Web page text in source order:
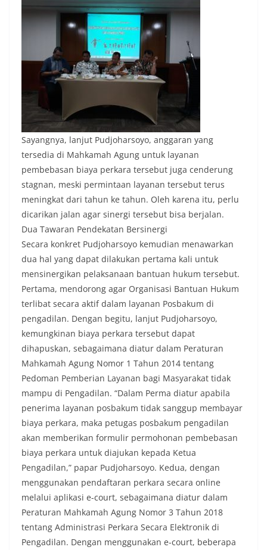
Sayangnya, lanjut Pudjoharsoyo, anggaran yang
tersedia di Mahkamah Agung untuk layanan
pembebasan biaya perkara tersebut juga cenderung
stagnan, meski permintaan layanan tersebut terus
meningkat dari tahun ke tahun. Oleh karena itu, perlu
dicarikan jalan agar sinergi tersebut bisa berjalan.
Dua Tawaran Pendekatan Bersinergi
Secara konkret Pudjoharsoyo kemudian menawarkan
dua hal yang dapat dilakukan pertama kali untuk
mensinergikan pelaksanaan bantuan hukum tersebut.
Pertama, mendorong agar Organisasi Bantuan Hukum
terlibat secara aktif dalam layanan Posbakum di
pengadilan. Dengan begitu, lanjut Pudjoharsoyo,
kemungkinan biaya perkara tersebut dapat
dihapuskan, sebagaimana diatur dalam Peraturan
Mahkamah Agung Nomor 1 Tahun 2014 tentang
Pedoman Pemberian Layanan bagi Masyarakat tidak
mampu di Pengadilan. “Dalam Perma diatur apabila
penerima layanan posbakum tidak sanggup membayar
biaya perkara, maka petugas posbakum pengadilan
akan memberikan formulir permohonan pembebasan
biaya perkara untuk diajukan kepada Ketua
Pengadilan,” papar Pudjoharsoyo. Kedua, dengan
menggunakan pendaftaran perkara secara online
melalui aplikasi e-court, sebagaimana diatur dalam
Peraturan Mahkamah Agung Nomor 3 Tahun 2018
tentang Administrasi Perkara Secara Elektronik di
Pengadilan. Dengan menggunakan e-court, beberapa